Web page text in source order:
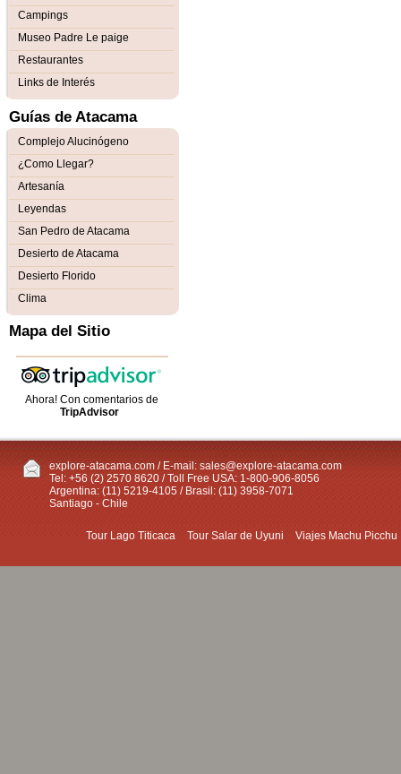
Campings
Museo Padre Le paige
Restaurantes
Links de Interés
Guías de Atacama
Complejo Alucinógeno
¿Como Llegar?
Artesanía
Leyendas
San Pedro de Atacama
Desierto de Atacama
Desierto Florido
Clima
Mapa del Sitio
Ahora! Con comentarios de
TripAdvisor
explore-atacama.com / E-mail: sales@explore-atacama.com
Tel: +56 (2) 2570 8620 / Toll Free USA: 1-800-906-8056
Argentina: (11) 5219-4105 / Brasil: (11) 3958-7071
Santiago - Chile
Tour Lago Titicaca Tour Salar de Uyuni Viajes Machu Picchu